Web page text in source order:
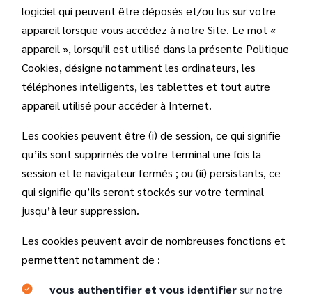
logiciel qui peuvent être déposés et/ou lus sur votre
appareil lorsque vous accédez à notre Site. Le mot «
appareil », lorsqu'il est utilisé dans la présente Politique
Cookies, désigne notamment les ordinateurs, les
téléphones intelligents, les tablettes et tout autre
appareil utilisé pour accéder à Internet.
Les cookies peuvent être (i) de session, ce qui signifie
qu’ils sont supprimés de votre terminal une fois la
session et le navigateur fermés ; ou (ii) persistants, ce
qui signifie qu’ils seront stockés sur votre terminal
jusqu’à leur suppression.
Les cookies peuvent avoir de nombreuses fonctions et
permettent notamment de :
vous authentifier et vous identifiersur notre